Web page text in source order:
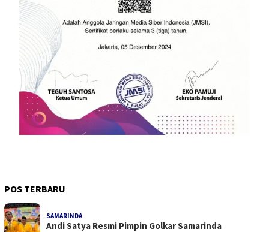
POS TERBARU
SAMARINDA
Andi Satya Resmi Pimpin Golkar Samarinda